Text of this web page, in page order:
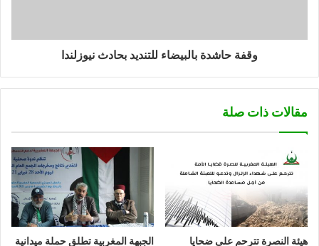
وقفة حاشدة بالبيضاء للتنديد بحادث نيوزلندا
مقالات ذات صلة
هيئة النصرة تترحم على ضحايا
الجبهة المغربية تطلق حملة ميدانية